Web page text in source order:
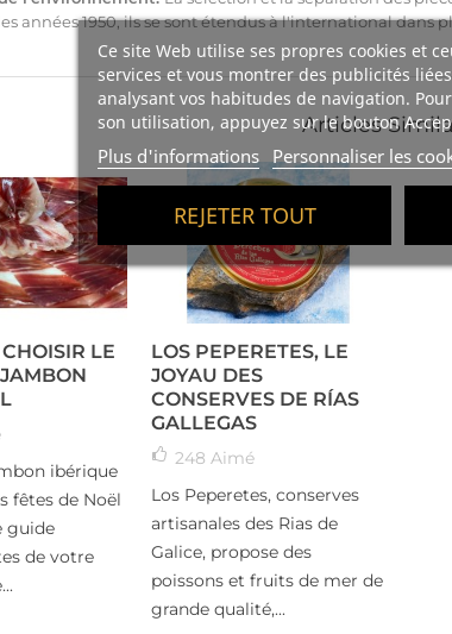
Ce site Web utilise ses propres cookies et
services et vous montrer des publicités
analysant vos habitudes de navigation.
son utilisation, appuyez sur le bouton
Plus d'informations Personnaliser les
REJETER TOUT
années 1950, ils se sont étendus à l'international dans
Articles
LE
ibérique
fêtes de Noël
guide
de votre
LOS PEPERETES, LE
JOYAU DES
CONSERVES DE RÍAS
GALLEGAS
248 Aimé
Los Peperetes, conserves
artisanales des Rias de
Galice, propose des
poissons et fruits de mer de
grande qualité,...